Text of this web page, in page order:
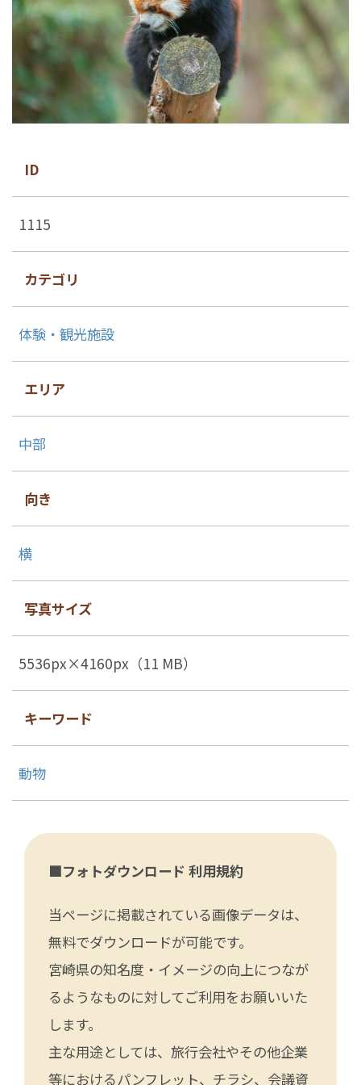
ID
1115
カテゴリ
体験・観光施設
エリア
中部
向き
横
写真サイズ
5536px×4160px（11 MB）
キーワード
動物
■フォトダウンロード 利用規約
当ページに掲載されている画像データは、
無料でダウンロードが可能です。
宮崎県の知名度・イメージの向上につなが
るようなものに対してご利用をお願いいた
します。
主な用途としては、旅行会社やその他企業
等におけるパンフレット、チラシ、会議資